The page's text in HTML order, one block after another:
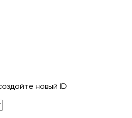
новый ID